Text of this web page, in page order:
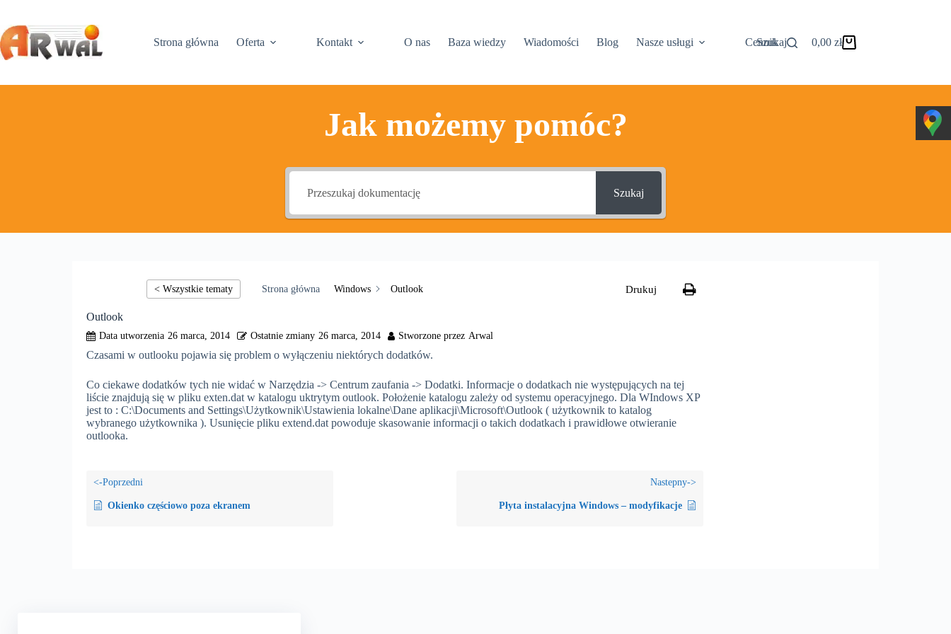
treści
Strona główna
Oferta Kontakt O nas Baza wiedzy Wiadomości Blog Nasze usługi Cennik
Szukaj Koszyk
0,00 zł
Jak możemy pomóc?
Szukaj
Windows Outlook
Outlook
26 marca, 2014 26 marca, 2014
Czasami w outlooku pojawia się problem o wyłączeniu niektórych dodatków.
Co ciekawe dodatków tych nie widać w Narzędzia -> Centrum zaufania -> Dodatki. Informacje o dodatkach nie występujących na tej
liście znajdują się w pliku exten.dat w katalogu uktrytym outlook. Położenie katalogu zależy od systemu operacyjnego. Dla WIndows XP
jest to : C:\Documents and Settings\Użytkownik\Ustawienia lokalne\Dane aplikacji\Microsoft\Outlook ( użytkownik to katalog
wybranego użytkownika ). Usunięcie pliku extend.dat powoduje skasowanie informacji o takich dodatkach i prawidłowe otwieranie
outlooka.
Okienko częściowo poza ekranem Płyta instalacyjna Windows – modyfikacje